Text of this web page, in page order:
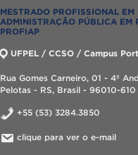
MESTRADO PROFISSIONAL EM
ADMINISTRAÇÃO PÚBLICA EM
PROFIAP
UFPEL / CCSO / Campus
Rua Gomes Carneiro, 01 - 4º
Pelotas - RS, Brasil - 96010-610
+55 (53) 3284.3850
clique para ver o e-mail